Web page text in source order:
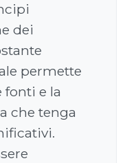
dei
permette
fonti e la
che tenga